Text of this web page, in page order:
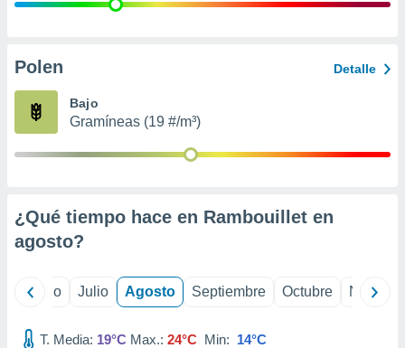
e
publicidad
Polen Detalle
Bajo
Gramíneas (19 #/m³)
¿Qué tiempo hace en Rambouillet en
agosto?
Junio Julio Agosto Septiembre Octubre
T. Media: 19°C Max.: 24°C Min: 14°C